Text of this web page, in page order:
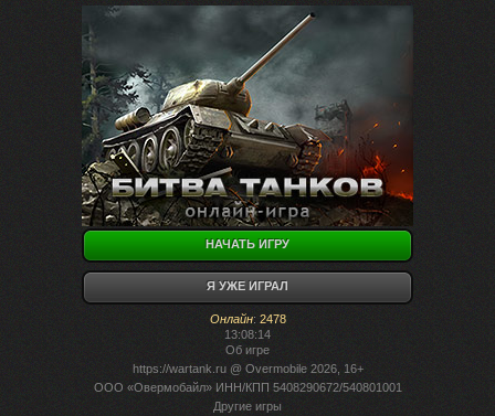
НАЧАТЬ ИГРУ
Я УЖЕ ИГРАЛ
Онлайн: 2478
13:08:14
Об игре
https://wartank.ru@ Overmobile 2026, 16+
ООО «Овермобайл» ИНН/КПП 5408290672/540801001
Другие игры